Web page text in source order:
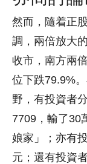
然而，隨着正
調，兩倍放大
收市，南方兩
位下跌79.9%
野，有投資者
7709，輸了30
娘家」；亦有
元；還有投資